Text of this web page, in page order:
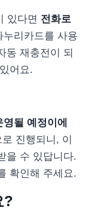
있다면 전화로
리카드를 사용
동 재충전이 되
어요.
될 예정이에
진행되니, 이
을 수 있답니다.
확인해 주세요.
?